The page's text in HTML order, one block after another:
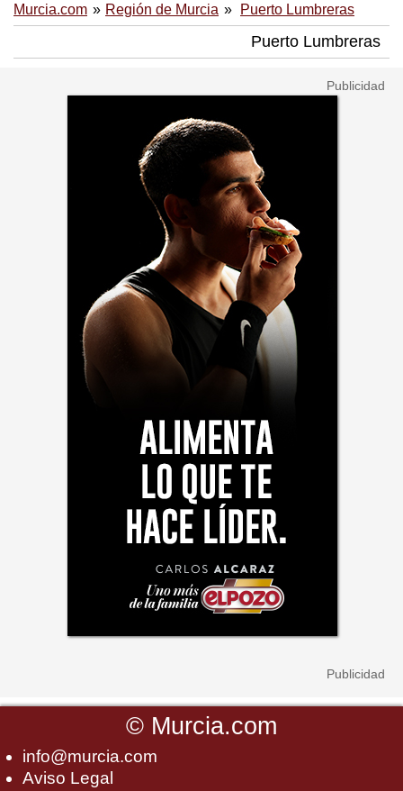
Murcia.com Región de Murcia Puerto Lumbreras
Puerto Lumbreras
© Murcia.com
info@murcia.com
Aviso Legal